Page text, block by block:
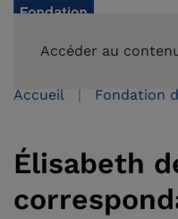
Accéder au
Accueil Fondation
Élisabeth